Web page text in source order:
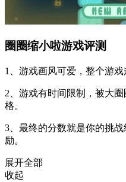
圈圈缩小啦游戏评测
1、游戏画风可爱，整个游戏
2、游戏有时间限制，被大
格。
3、最终的分数就是你的挑
励。
展开全部
收起